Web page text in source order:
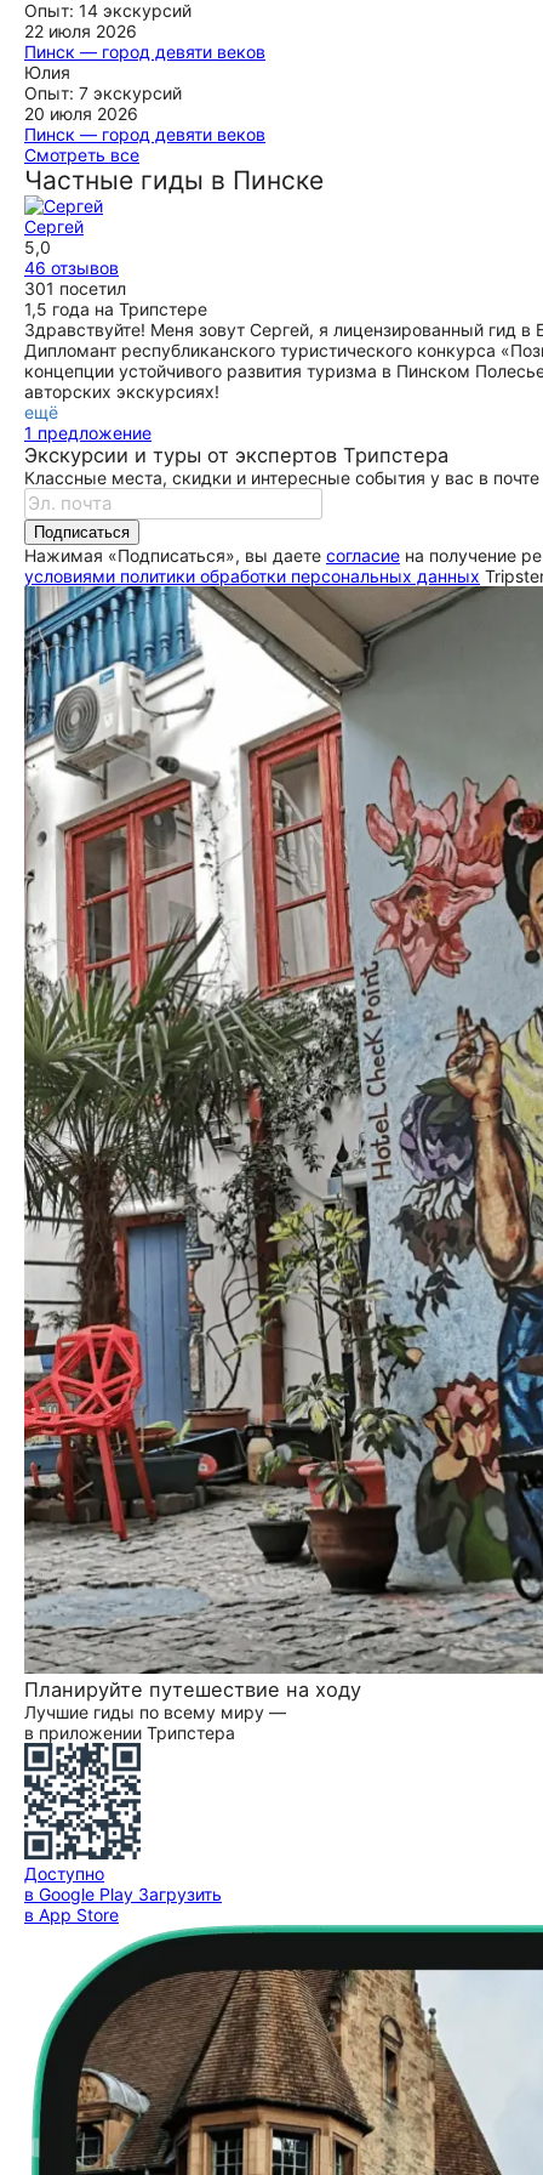
души данную экскурсию и Ольгу, как великолепного
рассказчика.
ещё
экскурсоводом был Сергей! Мы открыли для себя город
Пинск! Какая богатейшая история у этого небольшого
городка, сколько важных исторических личностей и
событий здесь были! Сергей вёл экскурсию, как беседу с
друзьями, мы не заметили, как прошли эти два часа, при
этом он затронул все стороны жизни города, и
трагические, и забавные. Мы просто влюбились в этот
город и с удовольствием побывали бы на других
экскурсиях Сергея!
ещё
Опыт: 14 экскурсий
22 июля 2026
Пинск — город девяти веков
Вчера мы посетили экскурсию "Пинск - город девяти
веков", которую проводила экскурсовод Ольга. Благодаря
ей мы узнали и почувствовали этот замечательный город.
Экскурсия была очень интересной и 2 часа пролетели
незаметно. Большое спасибо и наши наилучшие
рекомендации Ольге - профессионалу, который так любит
свой город!!!
ещё
Юлия
Опыт: 7 экскурсий
20 июля 2026
Пинск — город девяти веков
Благодарю экскурсовода за замечательную экскурсию!
Маршрут, подача материала, ответы на вопросы-все было
на высшем уровне. Интересно было и взрослым, и детям!
Рекомендую другим путешественникам!
ещё
Смотреть все
Частные гиды в Пинске
Сергей
5,0
46 отзывов
301 посетил
1,5 года на Трипстере
Здравствуйте! Меня зовут Сергей, я лицензированный гид
Дипломант республиканского туристического конкурса
концепции устойчивого развития туризма в Пинском
авторских экскурсиях!
ещё
1 предложение
Экскурсии и туры от экспертов Трипстера
Классные места, скидки и интересные события у вас в почте
Подписаться
Нажимая «Подписаться», вы даете согласие на получение
условиями политики обработки персональных данных
Планируйте путешествие на ходу
Лучшие гиды по всему миру —
в приложении Трипстера
Доступно
в Google Play Загрузить
в App Store